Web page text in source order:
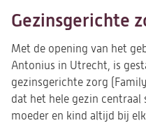
Gezinsgerichte
Met de opening van het
Antonius in Utrecht, is
gezinsgerichte zorg
dat het hele gezin
moeder en kind altijd bij